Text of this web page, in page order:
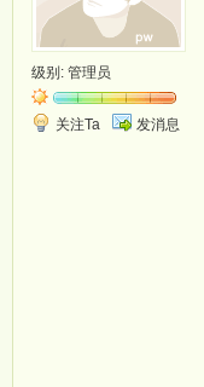
级别: 管理员
关注Ta 发消息